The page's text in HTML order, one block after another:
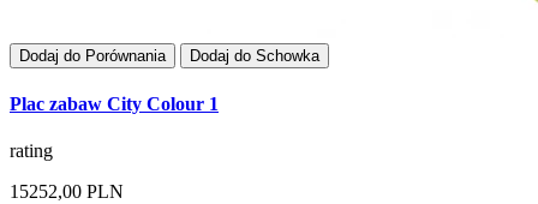
Dodaj do Porównania Dodaj do Schowka
Plac zabaw City Colour 1
rating
15252,00 PLN